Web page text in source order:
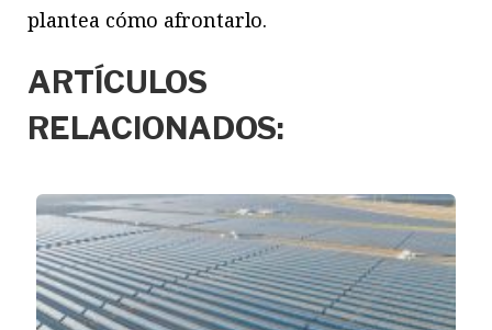
plantea cómo afrontarlo.
ARTÍCULOS
RELACIONADOS: